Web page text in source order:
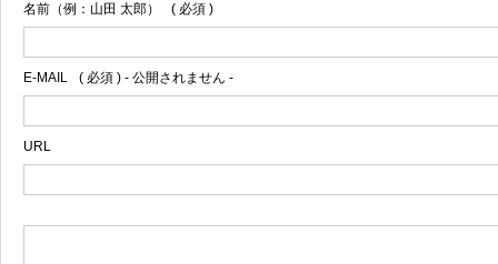
名前（例：山田 太郎） ( 必須 )
E-MAIL ( 必須 ) - 公開されません -
URL